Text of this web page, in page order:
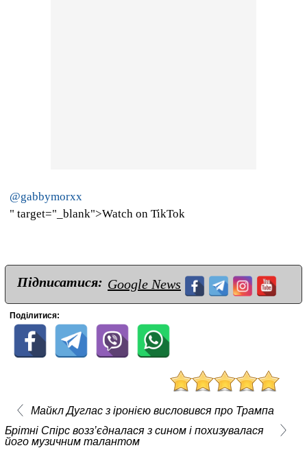
@gabbymorxx
" target="_blank">Watch on TikTok
Підписатися: Google News
Поділитися:
Майкл Дуглас з іронією висловився про Трампа
Брітні Спірс возз’єдналася з сином і похизувалася
його музичним талантом